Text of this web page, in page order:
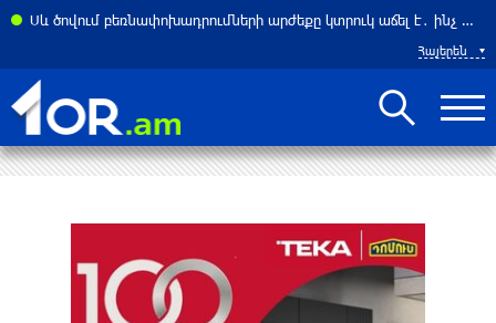
Սև ծովում բեռնափոխադրումների արժեքը կտրուկ աճել է․ ինչ ազդեցություն կունենա այն Հայաստանի վրա
Հայերեն